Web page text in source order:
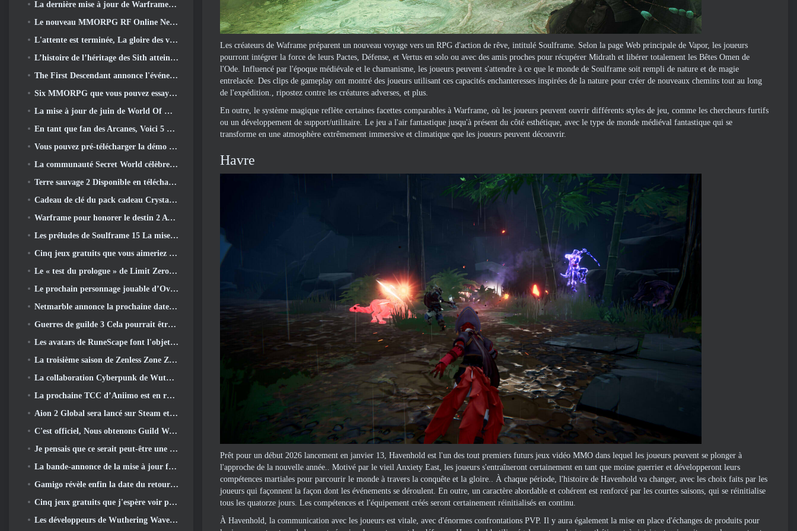
Les créateurs de Waframe préparent un nouveau voyage vers un RPG d'action de rêve, intitulé Soulframe. Selon la page Web principale de Vapor, les joueurs
pourront intégrer la force de leurs Pactes, Défense, et Vertus en solo ou avec des amis proches pour récupérer Midrath et libérer totalement les Bêtes Omen de
l'Ode. Influencé par l'époque médiévale et le chamanisme, les joueurs peuvent s'attendre à ce que le monde de Soulframe soit rempli de nature et de magie
entrelacée. Des clips de gameplay ont montré des joueurs utilisant ces capacités enchanteresses inspirées de la nature pour créer de nouveaux chemins tout au long
de l'expédition., ripostez contre les créatures adverses, et plus.
En outre, le système magique reflète certaines facettes comparables à Warframe, où les joueurs peuvent ouvrir différents styles de jeu, comme les chercheurs furtifs
ou un développement de support/utilitaire. Le jeu a l'air fantastique jusqu'à présent du côté esthétique, avec le type de monde médiéval fantastique qui se
transforme en une atmosphère extrêmement immersive et climatique que les joueurs peuvent découvrir.
Havre
Prêt pour un début 2026 lancement en janvier 13, Havenhold est l'un des tout premiers futurs jeux vidéo MMO dans lequel les joueurs peuvent se plonger à
l'approche de la nouvelle année.. Motivé par le vieil Anxiety East, les joueurs s'entraîneront certainement en tant que moine guerrier et développeront leurs
compétences martiales pour parcourir le monde à travers la conquête et la gloire.. À chaque période, l'histoire de Havenhold va changer, avec les choix faits par les
joueurs qui façonnent la façon dont les événements se déroulent. En outre, un caractère abordable et cohérent est renforcé par les courtes saisons, qui se réinitialise
tous les quatorze jours. Les compétences et l'équipement créés seront certainement réinitialisés en continu.
À Havenhold, la communication avec les joueurs est vitale, avec d'énormes confrontations PVP. Il y aura également la mise en place d'échanges de produits pour
La dernière mise à jour de Warframe célèbre tous les papas de l'espace
Le nouveau MMORPG RF Online Next sur le thème Mech de Netmarble sera lancé à l'échelle mondiale
L'attente est terminée, La gloire des vaincus est revenue
L’histoire de l’héritage des Sith atteint sa conclusion aujourd’hui dans la dernière mise à jour de SWTOR
The First Descendant annonce l'événement de collaboration EVANGELION
Six MMORPG que vous pouvez essayer pendant le Steam Next Fest
La mise à jour de juin de World Of Warships célèbre le jour de l'indépendance des États-Unis avec une nouvelle campagne narrative
En tant que fan des Arcanes, Voici 5 Choses que je veux voir du MMO Riot
Vous pouvez pré-télécharger la démo Steam Next Fest de Embers Of The Uncrowned demain
La communauté Secret World célèbre son 14e anniversaire avec un mystère qu'ils doivent résoudre ensemble
Terre sauvage 2 Disponible en téléchargement gratuitement (Et garde) Pour une durée limitée
Cadeau de clé du pack cadeau Crystal Saga Nova
Warframe pour honorer le destin 2 Avec une activité et un titre spéciaux dans le jeu
Les préludes de Soulframe 15 La mise à jour retravaille le butin et la pêche
Cinq jeux gratuits que vous aimeriez peut-être essayer pendant le Bullet Fest
Le « test du prologue » de Limit Zero Breakers commence aujourd’hui
Le prochain personnage jouable d’Overwatch semble être un chef du crime cyborg surmené
Netmarble annonce la prochaine date de lancement de Global RF Online
Guerres de guilde 3 Cela pourrait être exactement ce dont l’industrie du MMO a besoin en ce moment
Les avatars de RuneScape font l'objet d'une refonte dans la plus grande mise à jour visuelle du jeu au cours des dix dernières années
La troisième saison de Zenless Zone Zero commence par un voyage sur une île de Bangboo dans le ciel, Et vers la plateforme Steam
La collaboration Cyberpunk de Wuthering Waves est exactement ce que j'attends de mes événements crossover de jeux vidéo
La prochaine TCC d’Aniimo est en route… ET, Nous avons une fenêtre de lancement officielle
Aion 2 Global sera lancé sur Steam et Purple plus tard cette année
C'est officiel, Nous obtenons Guild Wars 3
Je pensais que ce serait peut-être une erreur pour Neverness To Everness d'organiser l'événement Porsche Collab Gacha si tôt, Mais j'avais tort
La bande-annonce de la mise à jour finale du contenu de Destiny 2 est un cri de ralliement
Gamigo révèle enfin la date du retour de Gloria Victis, Survivra-t-il la deuxième fois?
Cinq jeux gratuits que j'espère voir pendant le Summer Game Fest
Les développeurs de Wuthering Waves discutent de la création de la séquence de combat Lahai-Roi Mech